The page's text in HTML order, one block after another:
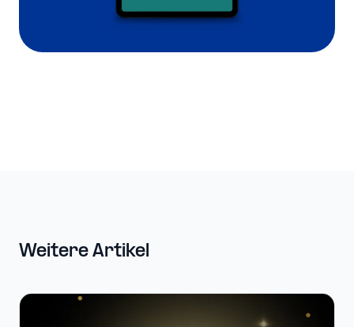
Weitere Artikel